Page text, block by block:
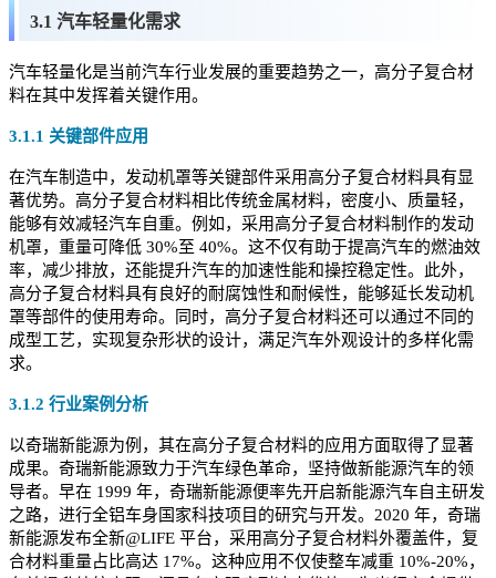
3.1 汽车轻量化需求
汽车轻量化是当前汽车行业发展的重要趋势之一，高分子复合材
料在其中发挥着关键作用。
3.1.1 关键部件应用
在汽车制造中，发动机罩等关键部件采用高分子复合材料具有显
著优势。高分子复合材料相比传统金属材料，密度小、质量轻，
能够有效减轻汽车自重。例如，采用高分子复合材料制作的发动
机罩，重量可降低 30%至 40%。这不仅有助于提高汽车的燃油效
率，减少排放，还能提升汽车的加速性能和操控稳定性。此外，
高分子复合材料具有良好的耐腐蚀性和耐候性，能够延长发动机
罩等部件的使用寿命。同时，高分子复合材料还可以通过不同的
成型工艺，实现复杂形状的设计，满足汽车外观设计的多样化需
求。
3.1.2 行业案例分析
以奇瑞新能源为例，其在高分子复合材料的应用方面取得了显著
成果。奇瑞新能源致力于汽车绿色革命，坚持做新能源汽车的领
导者。早在 1999 年，奇瑞新能源便率先开启新能源汽车自主研发
之路，进行全铝车身国家科技项目的研究与开发。2020 年，奇瑞
新能源发布全新@LIFE 平台，采用高分子复合材料外覆盖件，复
合材料重量占比高达 17%。这种应用不仅使整车减重 10%-20%，